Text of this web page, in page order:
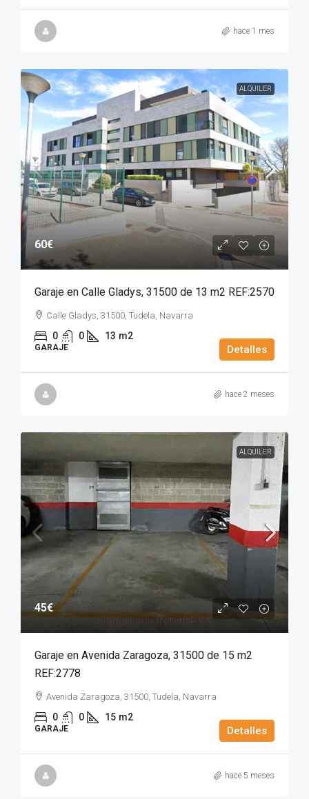
hace 1 mes
ALQUILER
60€
Garaje en Calle Gladys, 31500 de 13 m2 REF:2570
Calle Gladys, 31500, Tudela, Navarra
0 0 13 m2
GARAJE Detalles
hace 2 meses
ALQUILER
45€
Garaje en Avenida Zaragoza, 31500 de 15 m2
REF:2778
Avenida Zaragoza, 31500, Tudela, Navarra
0 0 15 m2
GARAJE Detalles
hace 5 meses